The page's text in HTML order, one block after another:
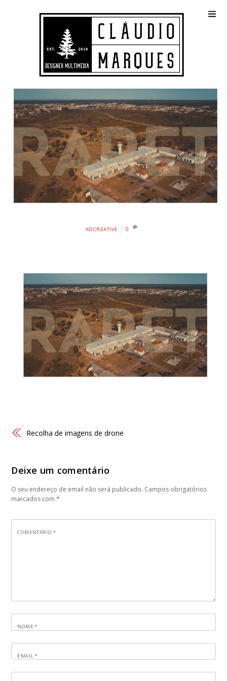
ADCREATIVE 0
Recolha de imagens de drone
Deixe um comentário
O seu endereço de email não será publicado. Campos obrigatórios
marcados com*
COMENTÁRIO *
NOME*
EMAIL *